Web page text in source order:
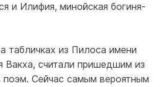
и Илифия, минойская богиня-
табличках из Пилоса имени
Вакха, считали пришедшим из
поэм. Сейчас самым вероятным